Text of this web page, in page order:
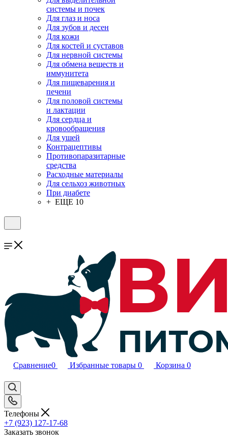
системы и почек
Для глаз и носа
Для зубов и десен
Для кожи
Для костей и суставов
Для нервной системы
Для обмена веществ и
иммунитета
Для пищеварения и
печени
Для половой системы
и лактации
Для сердца и
кровообращения
Для ушей
Контрацептивы
Противопаразитарные
средства
Расходные материалы
Для сельхоз животных
При диабете
+ ЕЩЕ 10
Сравнение0 Избранные товары 0 Корзина 0
Телефоны
+7 (923) 127-17-68
Заказать звонок